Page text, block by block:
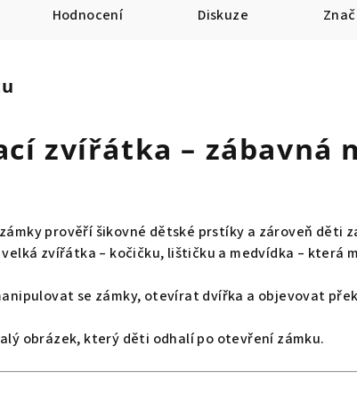
Hodnocení Diskuze
zvířátka –
prověří šikovné dětské prstíky a zároveň děti
zvířátka – kočičku, lištičku a medvídka – která
se zámky, otevírat dvířka a objevovat
obrázek, který děti odhalí po otevření zámku.